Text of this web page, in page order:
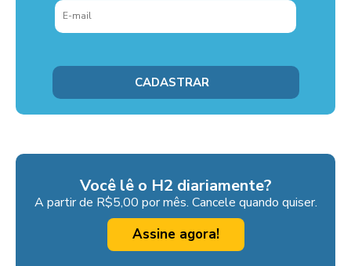
Você lê o H2 diariamente?
A partir de R$5,00 por mês. Cancele quando quiser.
Assine agora!